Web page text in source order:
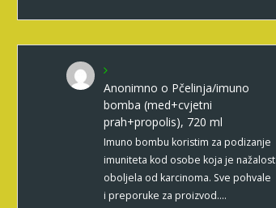
Anonimno o Pčelinja/imuno
bomba (med+cvjetni
prah+propolis), 720 ml
Imuno bombu koristim za podizanje
imuniteta kod osobe koja je nažalost
oboljela od karcinoma. Sve pohvale
i preporuke za proizvod.…